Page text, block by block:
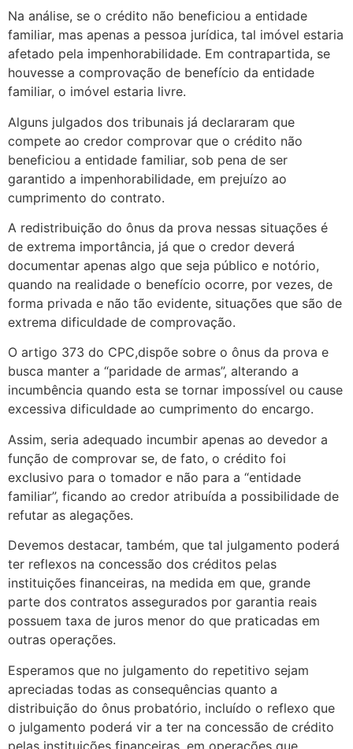
Na análise, se o crédito não beneficiou a entidade
familiar, mas apenas a pessoa jurídica, tal imóvel estaria
afetado pela impenhorabilidade. Em contrapartida, se
houvesse a comprovação de benefício da entidade
familiar, o imóvel estaria livre.
Alguns julgados dos tribunais já declararam que
compete ao credor comprovar que o crédito não
beneficiou a entidade familiar, sob pena de ser
garantido a impenhorabilidade, em prejuízo ao
cumprimento do contrato.
A redistribuição do ônus da prova nessas situações é
de extrema importância, já que o credor deverá
documentar apenas algo que seja público e notório,
quando na realidade o benefício ocorre, por vezes, de
forma privada e não tão evidente, situações que são de
extrema dificuldade de comprovação.
O artigo 373 do CPC,dispõe sobre o ônus da prova e
busca manter a “paridade de armas”, alterando a
incumbência quando esta se tornar impossível ou cause
excessiva dificuldade ao cumprimento do encargo.
Assim, seria adequado incumbir apenas ao devedor a
função de comprovar se, de fato, o crédito foi
exclusivo para o tomador e não para a “entidade
familiar”, ficando ao credor atribuída a possibilidade de
refutar as alegações.
Devemos destacar, também, que tal julgamento poderá
ter reflexos na concessão dos créditos pelas
instituições financeiras, na medida em que, grande
parte dos contratos assegurados por garantia reais
possuem taxa de juros menor do que praticadas em
outras operações.
Esperamos que no julgamento do repetitivo sejam
apreciadas todas as consequências quanto a
distribuição do ônus probatório, incluído o reflexo que
o julgamento poderá vir a ter na concessão de crédito
pelas instituições financeiras, em operações que